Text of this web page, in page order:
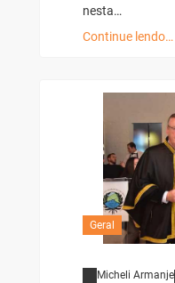
nesta…
Continue lendo…
Geral
Micheli Armanje